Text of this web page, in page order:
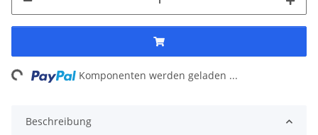
Komponenten werden geladen ...
Beschreibung